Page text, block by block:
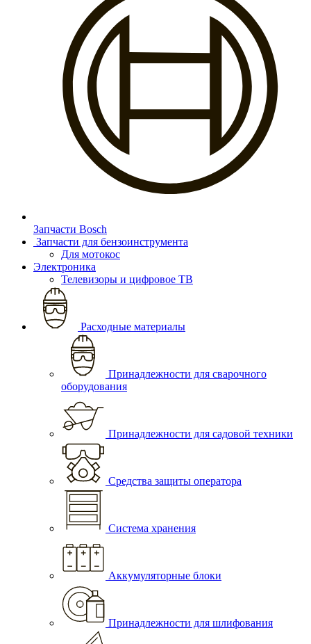
Запчасти Bosch
Запчасти для бензоинструмента
Для мотокос
Электроника
Телевизоры и цифровое ТВ
Расходные материалы
Принадлежности для сварочного
оборудования
Принадлежности для садовой техники
Средства защиты оператора
Система хранения
Аккумуляторные блоки
Принадлежности для шлифования